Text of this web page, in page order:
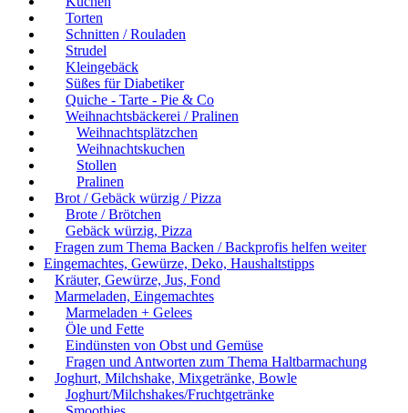
Torten
Schnitten / Rouladen
Strudel
Kleingebäck
Süßes für Diabetiker
Quiche - Tarte - Pie & Co
Weihnachtsbäckerei / Pralinen
Weihnachtsplätzchen
Weihnachtskuchen
Stollen
Pralinen
Brot / Gebäck würzig / Pizza
Brote / Brötchen
Gebäck würzig, Pizza
Fragen zum Thema Backen / Backprofis helfen weiter
Eingemachtes, Gewürze, Deko, Haushaltstipps
Kräuter, Gewürze, Jus, Fond
Marmeladen, Eingemachtes
Marmeladen + Gelees
Öle und Fette
Eindünsten von Obst und Gemüse
Fragen und Antworten zum Thema Haltbarmachung
Joghurt, Milchshake, Mixgetränke, Bowle
Joghurt/Milchshakes/Fruchtgetränke